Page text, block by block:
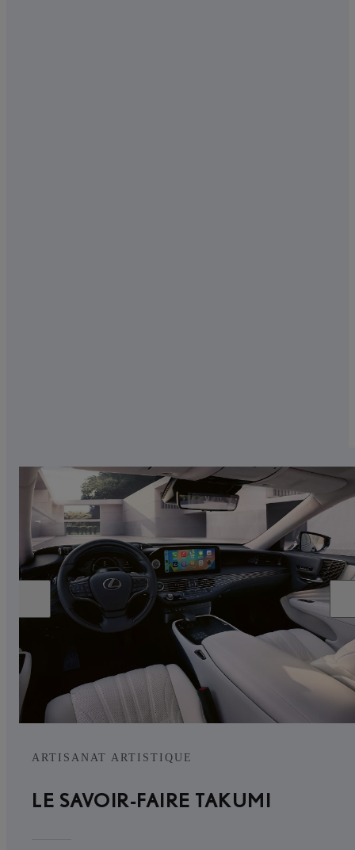
ARTISANAT ARTISTIQUE
LE SAVOIR-FAIRE TAKUMI